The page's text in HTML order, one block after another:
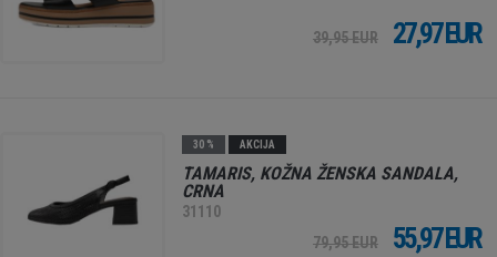
39,95 EUR 27,97 EUR
30 % AKCIJA
TAMARIS, KOŽNA ŽENSKA SANDALA,
CRNA
31110
79,95 EUR
55,97 EUR